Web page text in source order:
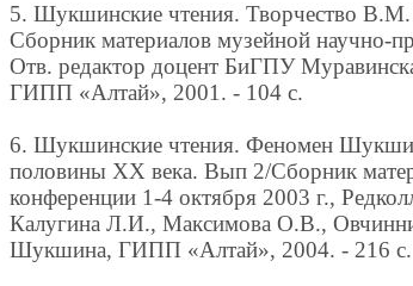
5. Шукшинские чтения. Творчество
Сборник материалов музейной научно-
Отв. редактор доцент БиГПУ
ГИПП «Алтай», 2001. - 104 с.
6. Шукшинские чтения. Феномен
половины XX века. Вып 2/Сборник
конференции 1-4 октября 2003 г.,
Калугина Л.И., Максимова О.В.,
Шукшина, ГИПП «Алтай», 2004. - 216 с.